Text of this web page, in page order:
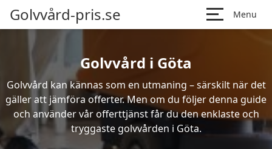
Golvvård-pris.se Menu
Golvvård i Göta
Golvvård kan kännas som en utmaning – särskilt när det
gäller att jämföra offerter. Men om du följer denna guide
och använder vår offerttjänst får du den enklaste och
tryggaste golvvården i Göta.